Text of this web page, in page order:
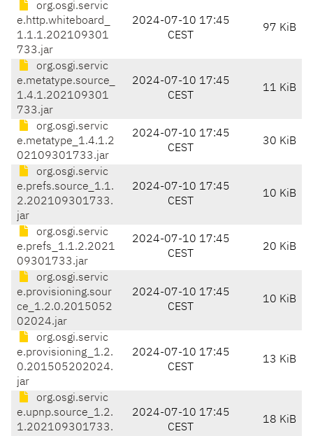
org.osgi.servic
e.http.whiteboard_
1.1.1.202109301
733.jar
2024-07-10 17:45
CEST
97 KiB
org.osgi.servic
e.metatype.source_
1.4.1.202109301
733.jar
2024-07-10 17:45
CEST
11 KiB
org.osgi.servic
e.metatype_1.4.1.2
02109301733.jar
2024-07-10 17:45
CEST
30 KiB
org.osgi.servic
e.prefs.source_1.1.
2.202109301733.
jar
2024-07-10 17:45
CEST
10 KiB
org.osgi.servic
e.prefs_1.1.2.2021
09301733.jar
2024-07-10 17:45
CEST
20 KiB
org.osgi.servic
e.provisioning.sour
ce_1.2.0.2015052
02024.jar
2024-07-10 17:45
CEST
10 KiB
org.osgi.servic
e.provisioning_1.2.
0.201505202024.
jar
2024-07-10 17:45
CEST
13 KiB
org.osgi.servic
e.upnp.source_1.2.
1.202109301733.
2024-07-10 17:45
CEST
18 KiB